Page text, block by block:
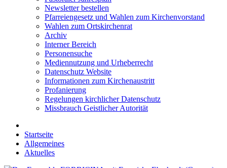
Newsletter bestellen
Pfarreiengesetz und Wahlen zum Kirchenvorstand
Wahlen zum Ortskirchenrat
Archiv
Interner Bereich
Personensuche
Mediennutzung und Urheberrecht
Datenschutz Website
Informationen zum Kirchenaustritt
Profanierung
Regelungen kirchlicher Datenschutz
Missbrauch Geistlicher Autorität
Startseite
Allgemeines
Aktuelles